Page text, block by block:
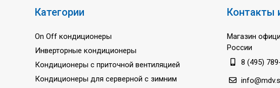
Категории
On Off кондиционеры
Инверторные кондиционеры
Кондиционеры с приточной вентиляцией
Кондиционеры для серверной с зимним
Контакты
Магазин
России
8 (495)